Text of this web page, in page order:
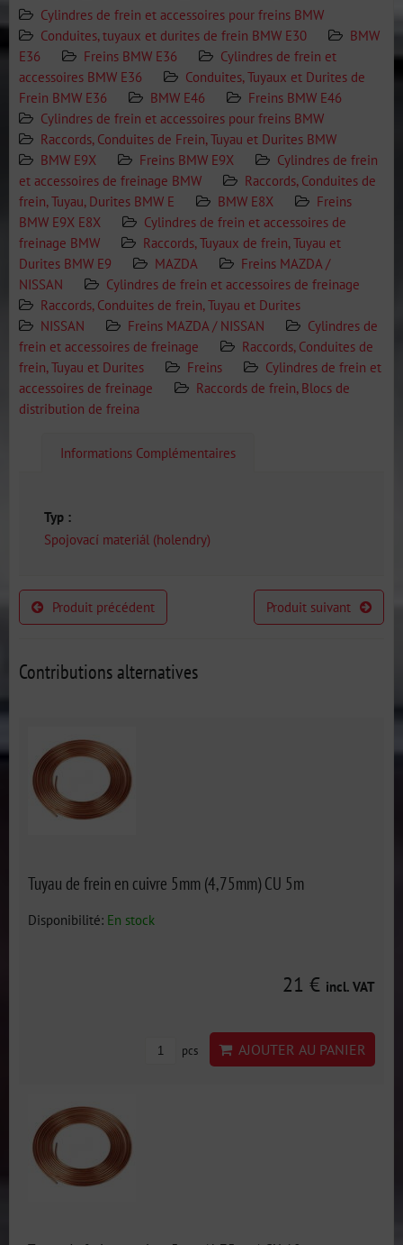
Cylindres de frein et accessoires pour freins BMW
Conduites, tuyaux et durites de frein BMW E30
BMW
E36
Freins BMW E36
Cylindres de frein et
accessoires BMW E36
Conduites, Tuyaux et Durites de
Frein BMW E36
BMW E46
Freins BMW E46
Cylindres de frein et accessoires pour freins BMW
Raccords, Conduites de Frein, Tuyau et Durites BMW
BMW E9X
Freins BMW E9X
Cylindres de frein
et accessoires de freinage BMW
Raccords, Conduites de
frein, Tuyau, Durites BMW E
BMW E8X
Freins
BMW E9X E8X
Cylindres de frein et accessoires de
freinage BMW
Raccords, Tuyaux de frein, Tuyau et
Durites BMW E9
MAZDA
Freins MAZDA /
NISSAN
Cylindres de frein et accessoires de freinage
Raccords, Conduites de frein, Tuyau et Durites
NISSAN
Freins MAZDA / NISSAN
Cylindres de
frein et accessoires de freinage
Raccords, Conduites de
frein, Tuyau et Durites
Freins
Cylindres de frein et
accessoires de freinage
Raccords de frein, Blocs de
distribution de freina
Informations Complémentaires
Typ :
Spojovací materiál (holendry)
Produit précédent Produit suivant
Contributions alternatives
Tuyau de frein en cuivre 5mm (4,75mm) CU 5m
Disponibilité: En stock
21 € incl. VAT
pcs AJOUTER AU PANIER